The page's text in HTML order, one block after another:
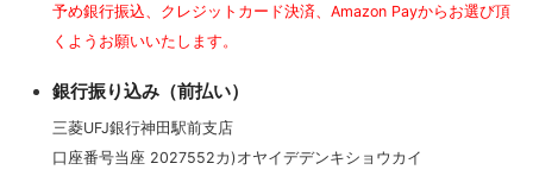
予め銀行振込、クレジットカード決済、Amazon Payからお選び頂
くようお願いいたします。
銀行振り込み（前払い）
三菱UFJ銀行神田駅前支店
口座番号当座 2027552カ)オヤイデデンキショウカイ